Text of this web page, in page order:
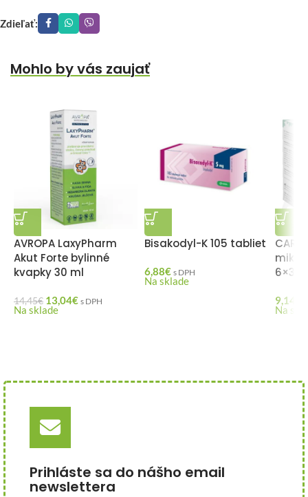
Zdieľať:
Mohlo by vás zaujať
AVROPA LaxyPharm
Akut Forte bylinné
kvapky 30 ml
14,45€ 13,04€ s DPH
Na sklade
Bisakodyl-K 105 tabliet
6,88€ s DPH
Na sklade
6×3 g
9,14
Na
Prihláste sa do nášho email
newslettera